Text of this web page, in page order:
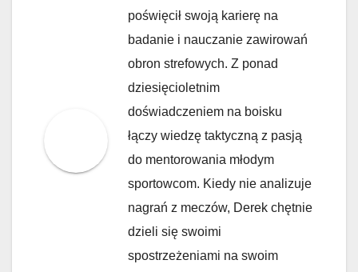
poświęcił swoją karierę na
badanie i nauczanie zawirowań
obron strefowych. Z ponad
dziesięcioletnim
doświadczeniem na boisku
łączy wiedzę taktyczną z pasją
do mentorowania młodym
sportowcom. Kiedy nie analizuje
nagrań z meczów, Derek chętnie
dzieli się swoimi
spostrzeżeniami na swoim